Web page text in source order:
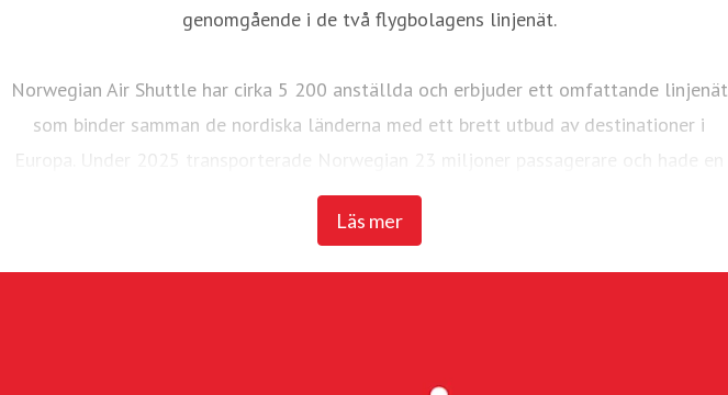
Läs mer
genomgående i de två flygbolagens linjenät.
Norwegian Air Shuttle har cirka 5 200 anställda och erbjuder ett omfattande linjenät
som binder samman de nordiska länderna med ett brett utbud av destinationer i
Europa. Under 2025 transporterade Norwegian 23 miljoner passagerare och hade en
flotta på 95 Boeing 737-800 och 737 MAX 8-plan.